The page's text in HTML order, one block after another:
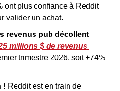
ont plus confiance à Reddit
valider un achat.
revenus pub décollent
millions $ de revenus
trimestre 2026, soit +74%
! Reddit est en train de